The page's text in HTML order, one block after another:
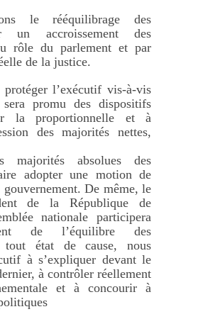
le rééquilibrage des
un accroissement des
rôle du parlement et par
de la justice.
protéger l’exécutif vis-à-vis
promu des dispositifs
la proportionnelle et à
des majorités nettes,
majorités absolues des
adopter une motion de
De même, le
de la République de
nationale participera
de l’équilibre des
tout état de cause, nous
à s’expliquer devant le
à contrôler réellement
et à concourir à